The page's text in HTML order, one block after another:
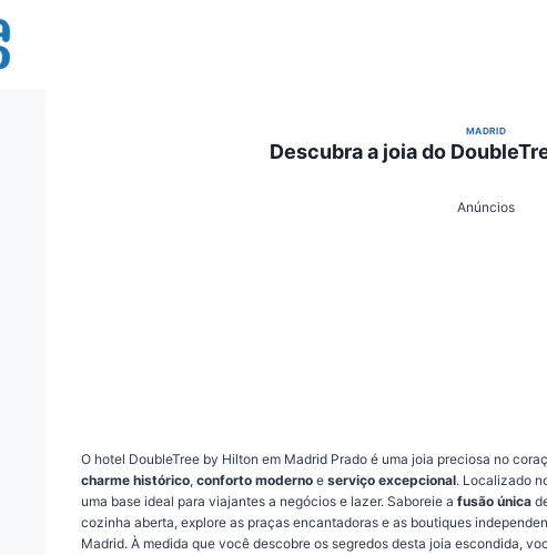
MADRID
Descubra a joia do
Anúncios
O hotel DoubleTree by Hilton em Madrid Prado é uma joia preciosa no
charme histórico, conforto moderno e serviço excepcional. Localizado
uma base ideal para viajantes a negócios e lazer. Saboreie a fusão única
cozinha aberta, explore as praças encantadoras e as boutiques
Madrid. À medida que você descobre os segredos desta joia escondida,